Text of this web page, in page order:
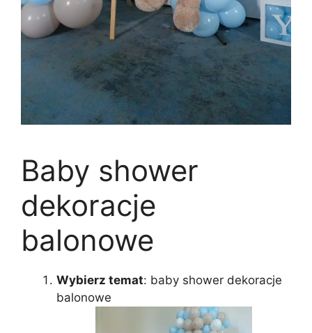
Baby shower
dekoracje
balonowe
Wybierz temat: baby shower dekoracje
balonowe